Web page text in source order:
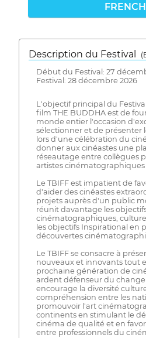
FRENCH
Description du Festival
(
Début du Festival: 27
Festival: 28 décembre 2026
L'objectif principal du
film THE BUDDHA est de
monde entier l'occasion
sélectionner et de présenter
lors d'une célébration du
donner aux cinéastes une
réseautage entre collègues
artistes cinématographiques
Le TBIFF est impatient de
d'aider des cinéastes
projets auprès d'un public
réunit davantage les
cinématographiques,
les objectifs Inspirational en
découvertes
Le TBIFF se consacre à
nouveaux et innovants tout
prochaine génération de
ardent défenseur du
encourage la diversité
compréhension entre les
promouvoir l'art
continents en stimulant le
cinéma de qualité et en
entre professionnels du